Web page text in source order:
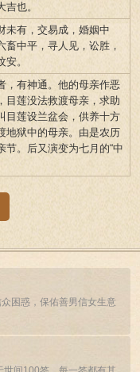
也。
未有，交易成，婚姻中
中平，寻人见，讼胜，
。
，有神通。他的母亲作恶
目莲没法救渡母亲，求助
目莲设兰盆会，供养十方
地狱中的母亲。由是农历
。后又演变为七月的“中
困惑，保佑善男信女生意